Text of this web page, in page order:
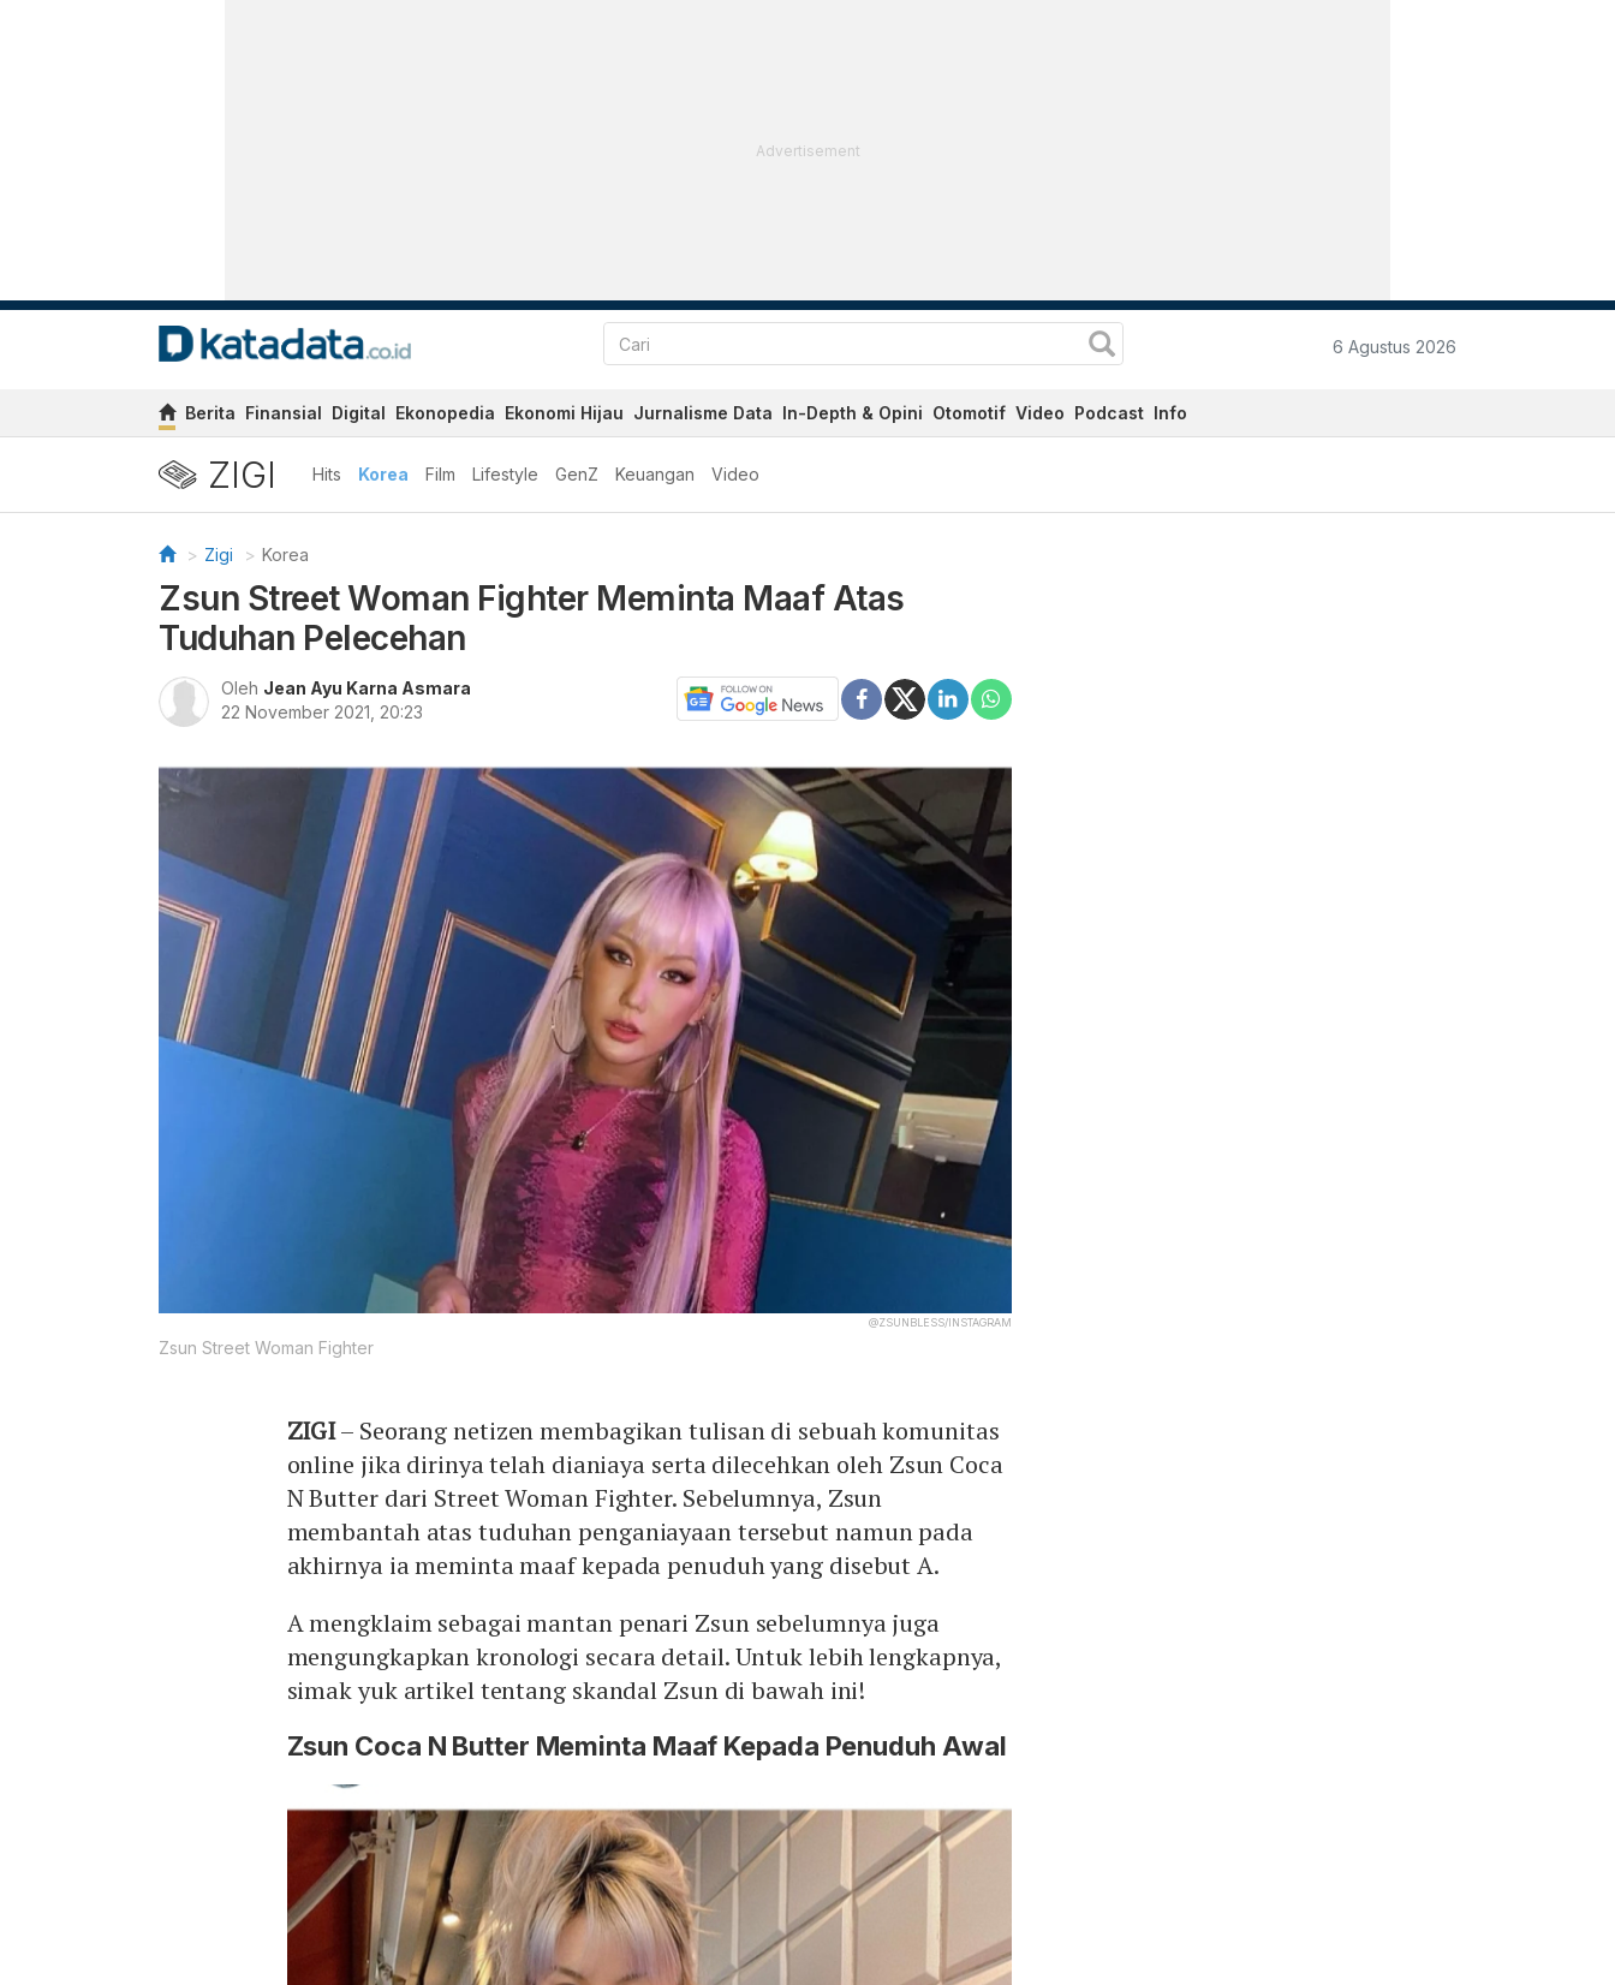
Advertisement
6 Agustus 2026
Berita Finansial Digital Ekonopedia Ekonomi Hijau Jurnalisme Data In-Depth & Opini Otomotif Video Podcast Info
ZIGI Hits Korea Film Lifestyle GenZ Keuangan Video
Zigi Korea
Zsun Street Woman Fighter Meminta Maaf Atas
Tuduhan Pelecehan
Oleh Jean Ayu Karna Asmara
22 November 2021, 20:23
@ZSUNBLESS/INSTAGRAM
Zsun Street Woman Fighter
ZIGI– Seorang netizen membagikan tulisan di sebuah komunitas
online jika dirinya telah dianiaya serta dilecehkan oleh Zsun Coca
N Butter dari Street Woman Fighter. Sebelumnya, Zsun
membantah atas tuduhan penganiayaan tersebut namun pada
akhirnya ia meminta maaf kepada penuduh yang disebut A.
A mengklaim sebagai mantan penari Zsun sebelumnya juga
mengungkapkan kronologi secara detail. Untuk lebih lengkapnya,
simak yuk artikel tentang skandal Zsun di bawah ini!
Zsun Coca N Butter Meminta Maaf Kepada Penuduh Awal